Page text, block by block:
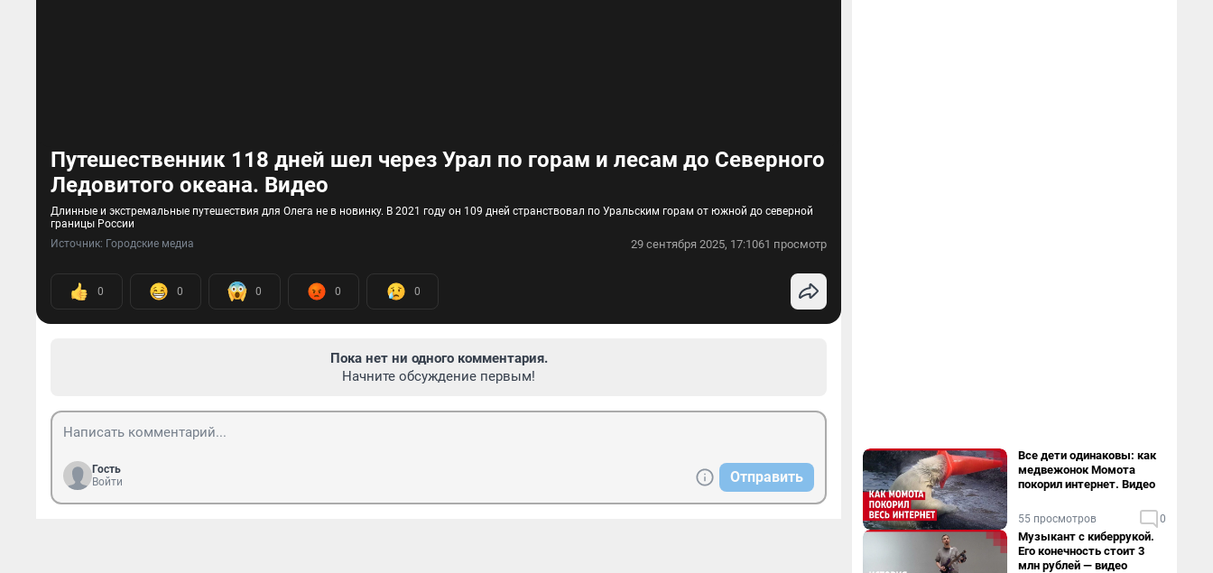
Путешественник 118 дней шел через Урал по горам и лесам до Северного
Ледовитого океана. Видео
Длинные и экстремальные путешествия для Олега не в новинку. В 2021 году он 109 дней странствовал по Уральским горам от южной до северной
границы России
Источник: Городские медиа 29 сентября 2025, 17:1061 просмотр
0 0 0 0 0
Пока нет ни одного комментария.
Начните обсуждение первым!
Гость
Войти
Отправить
Все дети одинаковы: как
медвежонок Момота
покорил интернет. Видео
55 просмотров 0
Музыкант с киберрукой.
Его конечность стоит 3
млн рублей — видео